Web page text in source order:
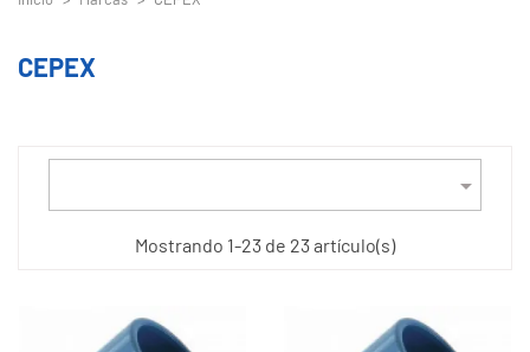
CEPEX

Mostrando 1-23 de 23 artículo(s)